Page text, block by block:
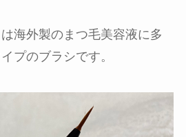
海外製のまつ毛美容液に多
プのブラシです。